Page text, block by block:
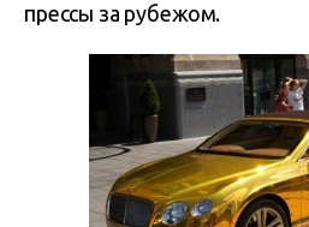
прессы за рубежом.